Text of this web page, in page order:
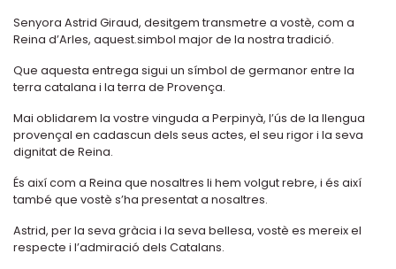
Senyora Astrid Giraud, desitgem transmetre a vostè, com a
Reina d’Arles, aquest.simbol major de la nostra tradició.
Que aquesta entrega sigui un símbol de germanor entre la
terra catalana i la terra de Provença.
Mai oblidarem la vostre vinguda a Perpinyà, l’ús de la llengua
provençal en cadascun dels seus actes, el seu rigor i la seva
dignitat de Reina.
És així com a Reina que nosaltres li hem volgut rebre, i és així
també que vostè s’ha presentat a nosaltres.
Astrid, per la seva gràcia i la seva bellesa, vostè es mereix el
respecte i l’admiració dels Catalans.